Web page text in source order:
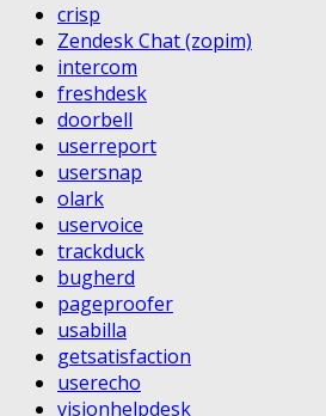
crisp
Zendesk Chat (zopim)
intercom
freshdesk
doorbell
userreport
usersnap
olark
uservoice
trackduck
bugherd
pageproofer
usabilla
getsatisfaction
userecho
visionhelpdesk